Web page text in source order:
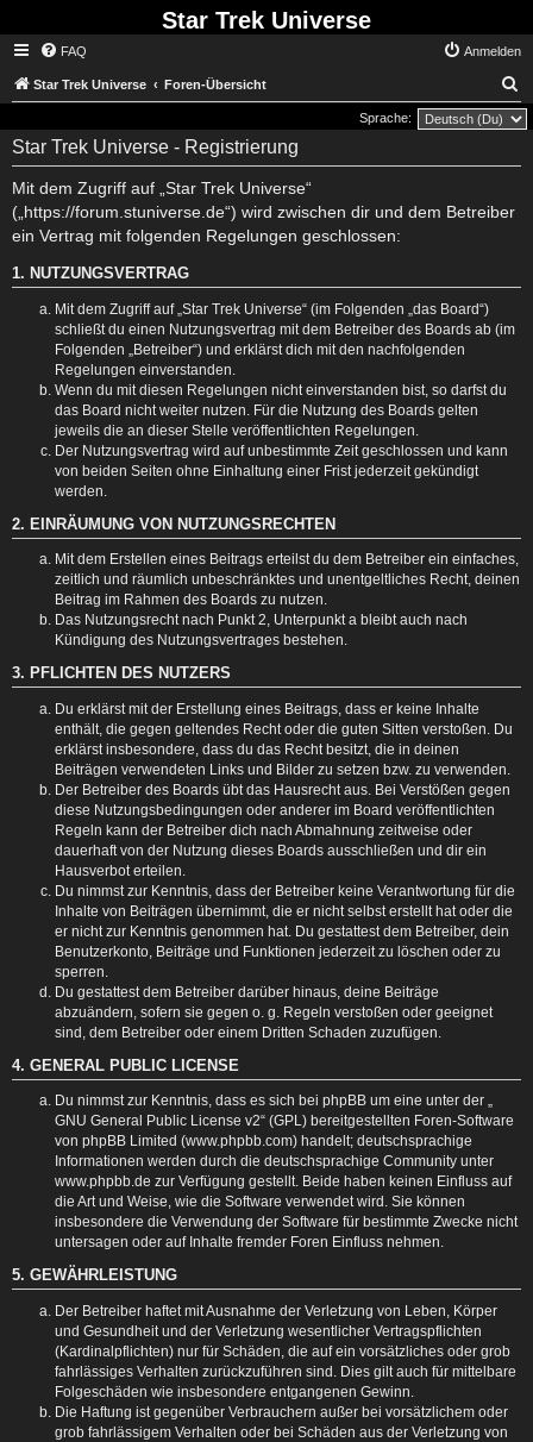
Star Trek Universe
FAQ Anmelden
Star Trek Universe Foren-Übersicht
Sprache:
Star Trek Universe - Registrierung
Mit dem Zugriff auf „Star Trek Universe“
(„https://forum.stuniverse.de“) wird zwischen dir und dem Betreiber
ein Vertrag mit folgenden Regelungen geschlossen:
1. NUTZUNGSVERTRAG
Mit dem Zugriff auf „Star Trek Universe“ (im Folgenden „das Board“)
schließt du einen Nutzungsvertrag mit dem Betreiber des Boards ab (im
Folgenden „Betreiber“) und erklärst dich mit den nachfolgenden
Regelungen einverstanden.
Wenn du mit diesen Regelungen nicht einverstanden bist, so darfst du
das Board nicht weiter nutzen. Für die Nutzung des Boards gelten
jeweils die an dieser Stelle veröffentlichten Regelungen.
Der Nutzungsvertrag wird auf unbestimmte Zeit geschlossen und kann
von beiden Seiten ohne Einhaltung einer Frist jederzeit gekündigt
werden.
2. EINRÄUMUNG VON NUTZUNGSRECHTEN
Mit dem Erstellen eines Beitrags erteilst du dem Betreiber ein einfaches,
zeitlich und räumlich unbeschränktes und unentgeltliches Recht, deinen
Beitrag im Rahmen des Boards zu nutzen.
Das Nutzungsrecht nach Punkt 2, Unterpunkt a bleibt auch nach
Kündigung des Nutzungsvertrages bestehen.
3. PFLICHTEN DES NUTZERS
Du erklärst mit der Erstellung eines Beitrags, dass er keine Inhalte
enthält, die gegen geltendes Recht oder die guten Sitten verstoßen. Du
erklärst insbesondere, dass du das Recht besitzt, die in deinen
Beiträgen verwendeten Links und Bilder zu setzen bzw. zu verwenden.
Der Betreiber des Boards übt das Hausrecht aus. Bei Verstößen gegen
diese Nutzungsbedingungen oder anderer im Board veröffentlichten
Regeln kann der Betreiber dich nach Abmahnung zeitweise oder
dauerhaft von der Nutzung dieses Boards ausschließen und dir ein
Hausverbot erteilen.
Du nimmst zur Kenntnis, dass der Betreiber keine Verantwortung für die
Inhalte von Beiträgen übernimmt, die er nicht selbst erstellt hat oder die
er nicht zur Kenntnis genommen hat. Du gestattest dem Betreiber, dein
Benutzerkonto, Beiträge und Funktionen jederzeit zu löschen oder zu
sperren.
Du gestattest dem Betreiber darüber hinaus, deine Beiträge
abzuändern, sofern sie gegen o. g. Regeln verstoßen oder geeignet
sind, dem Betreiber oder einem Dritten Schaden zuzufügen.
4. GENERAL PUBLIC LICENSE
Du nimmst zur Kenntnis, dass es sich bei phpBB um eine unter der „
GNU General Public License v2“ (GPL) bereitgestellten Foren-Software
von phpBB Limited (www.phpbb.com) handelt; deutschsprachige
Informationen werden durch die deutschsprachige Community unter
www.phpbb.de zur Verfügung gestellt. Beide haben keinen Einfluss auf
die Art und Weise, wie die Software verwendet wird. Sie können
insbesondere die Verwendung der Software für bestimmte Zwecke nicht
untersagen oder auf Inhalte fremder Foren Einfluss nehmen.
5. GEWÄHRLEISTUNG
Der Betreiber haftet mit Ausnahme der Verletzung von Leben, Körper
und Gesundheit und der Verletzung wesentlicher Vertragspflichten
(Kardinalpflichten) nur für Schäden, die auf ein vorsätzliches oder grob
fahrlässiges Verhalten zurückzuführen sind. Dies gilt auch für mittelbare
Folgeschäden wie insbesondere entgangenen Gewinn.
Die Haftung ist gegenüber Verbrauchern außer bei vorsätzlichem oder
grob fahrlässigem Verhalten oder bei Schäden aus der Verletzung von